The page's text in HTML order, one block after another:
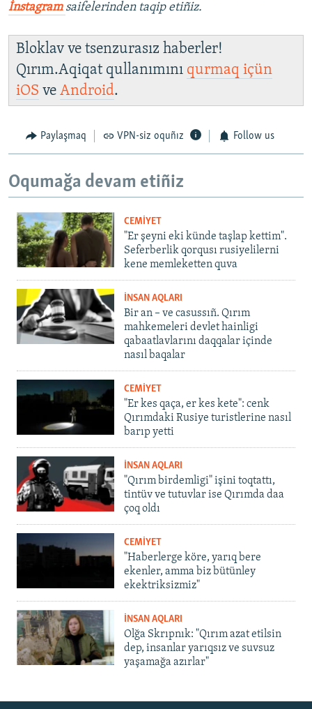
İnstagram saifelerinden taqip etiñiz.
Bloklav ve tsenzurasız haberler!
Qırım.Aqiqat qullanımını qurmaq içün
iOS ve Android.
Paylaşmaq VPN-siz oquñız Follow us
Oqumağa devam etiñiz
CEMİYET
"Er şeyni eki künde taşlap kettim".
Seferberlik qorqusı rusiyelilerni
kene memleketten quva
İNSAN AQLARI
Bir an – ve casussıñ. Qırım
mahkemeleri devlet hainligi
qabaatlavlarını daqqalar içinde
nasıl baqalar
CEMİYET
"Er kes qaça, er kes kete": cenk
Qırımdaki Rusiye turistlerine nasıl
barıp yetti
İNSAN AQLARI
"Qırım birdemligi" işini toqtattı,
tintüv ve tutuvlar ise Qırımda daa
çoq oldı
CEMİYET
"Haberlerge köre, yarıq bere
ekenler, amma biz bütünley
ekektriksizmiz"
İNSAN AQLARI
Olğa Skrıpnık: "Qırım azat etilsin
dep, insanlar yarıqsız ve suvsuz
yaşamağa azırlar"